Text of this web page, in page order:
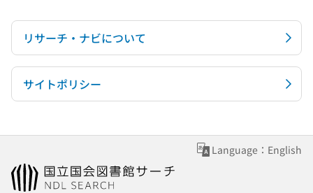
リサーチ・ナビについて
サイトポリシー
Language：English